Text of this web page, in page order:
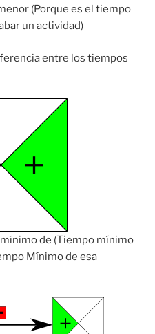
(Porque es el tiempo
un actividad)
entre los tiempos
de (Tiempo mínimo
Mínimo de esa